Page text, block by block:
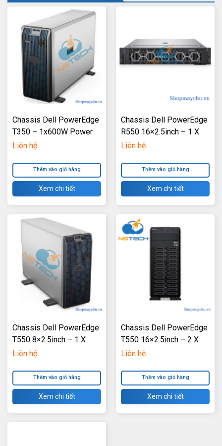
Chassis Dell PowerEdge
T350 – 1x600W Power
Supply HotPlug
Liên hệ
Thêm vào giỏ hàng
Xem chi tiết
Chassis Dell PowerEdge
R550 16×2.5inch – 1 X
600W Power Supply
Liên hệ
Thêm vào giỏ hàng
Xem chi tiết
Chassis Dell PowerEdge
T550 8×2.5inch – 1 X
1100W Power Supply
Liên hệ
Thêm vào giỏ hàng
Xem chi tiết
Chassis Dell PowerEdge
T550 16×2.5inch – 2 X
1100W Power Supply
Liên hệ
Thêm vào giỏ hàng
Xem chi tiết